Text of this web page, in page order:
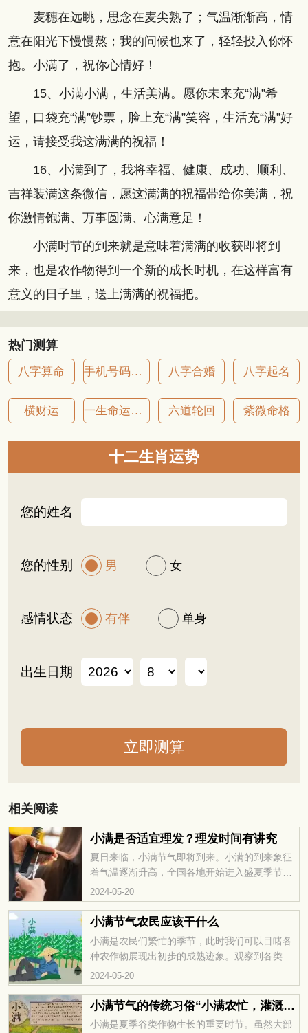
麦穗在远眺，思念在麦尖熟了；气温渐渐高，情
意在阳光下慢慢熬；我的问候也来了，轻轻投入你怀
抱。小满了，祝你心情好！
15、小满小满，生活美满。愿你未来充“满”希
望，口袋充“满”钞票，脸上充“满”笑容，生活充“满”好
运，请接受我这满满的祝福！
16、小满到了，我将幸福、健康、成功、顺利、
吉祥装满这条微信，愿这满满的祝福带给你美满，祝
你激情饱满、万事圆满、心满意足！
小满时节的到来就是意味着满满的收获即将到
来，也是农作物得到一个新的成长时机，在这样富有
意义的日子里，送上满满的祝福把。
热门测算
八字算命 手机号码吉凶 八字合婚 八字起名
横财运 一生命运详批 六道轮回 紫微命格
十二生肖运势
您的姓名
您的性别 男 女
感情状态 有伴 单身
出生日期
相关阅读
小满是否适宜理发？理发时间有讲究
夏日来临，小满节气即将到来。小满的到来象征
着气温逐渐升高，全国各地开始进入盛夏季节。
许多人计划在夏季到来之际理发，以清爽迎接炎
炎夏日。按照传统习俗，小满这天是否适合理发
呢？
2024-05-20
小满节气农民应该干什么
小满是农民们繁忙的季节，此时我们可以目睹各
种农作物展现出初步的成熟迹象。观察到各类瓜
果蔬菜的丰盈和小麦水稻的饱满状态，因此在这
个时候我们需要进行大量的农田工作。
2024-05-20
小满节气的传统习俗“小满农忙，灌溉农田”
小满是夏季谷类作物生长的重要时节。虽然大部